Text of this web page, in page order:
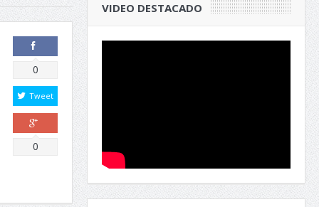
Comparte
0
Tweet
Comparte
0
VIDEO DESTACADO